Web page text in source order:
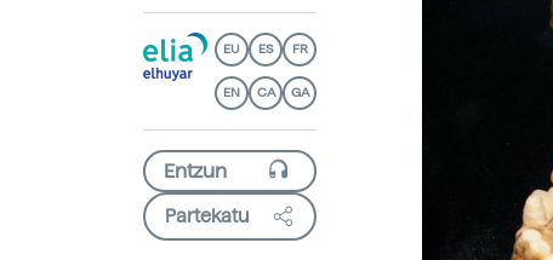
EU ES FR
EN CA GA
Partekatu